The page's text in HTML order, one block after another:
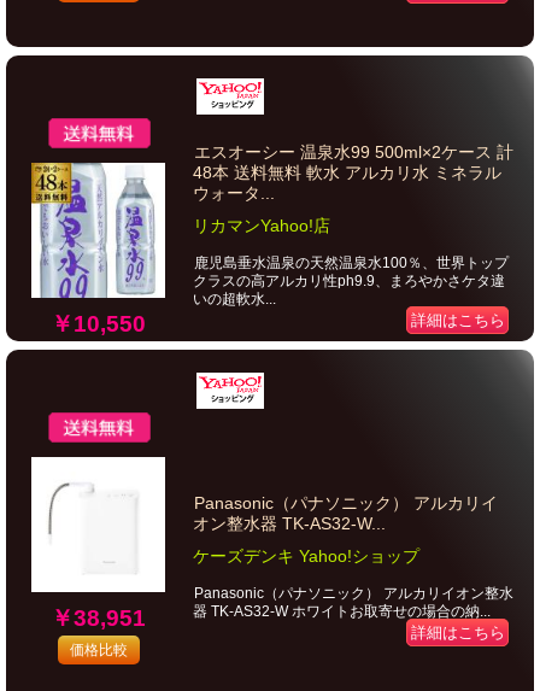
￥10,550
エスオーシー 温泉水99 500ml×2ケース 計
48本 送料無料 軟水 アルカリ水 ミネラル
ウォータ...
リカマンYahoo!店
鹿児島垂水温泉の天然温泉水100％、世界トップ
クラスの高アルカリ性ph9.9、まろやかさケタ違
いの超軟水...
詳細はこちら
￥38,951
価格比較
Panasonic（パナソニック） アルカリイ
オン整水器 TK-AS32-W...
ケーズデンキ Yahoo!ショップ
Panasonic（パナソニック） アルカリイオン整水
器 TK-AS32-W ホワイトお取寄せの場合の納...
詳細はこちら